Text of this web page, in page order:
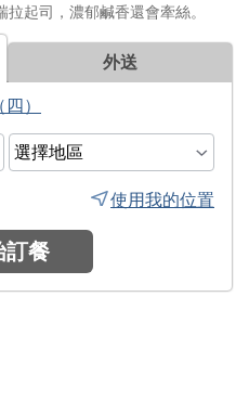
起司，濃郁鹹香還會牽絲。
外送
使用我的位置
訂餐